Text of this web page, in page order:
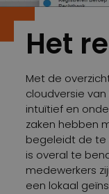
Het
Met de
cloudversie
intuïtief en
zaken hebben
begeleidt de te
is overal te
medewerkers
een lokaal